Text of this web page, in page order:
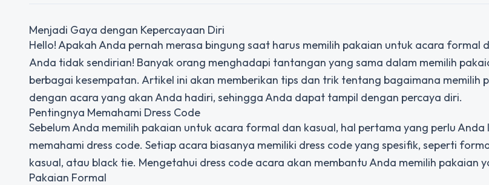
Menjadi Gaya dengan Kepercayaan Diri
Hello! Apakah Anda pernah merasa bingung saat harus memilih pakaian untuk acara formal
Anda tidak sendirian! Banyak orang menghadapi tantangan yang sama dalam memilih
berbagai kesempatan. Artikel ini akan memberikan tips dan trik tentang bagaimana memilih
dengan acara yang akan Anda hadiri, sehingga Anda dapat tampil dengan percaya diri.
Pentingnya Memahami Dress Code
Sebelum Anda memilih pakaian untuk acara formal dan kasual, hal pertama yang perlu
memahami dress code. Setiap acara biasanya memiliki dress code yang spesifik, seperti
kasual, atau black tie. Mengetahui dress code acara akan membantu Anda memilih pakaian
Pakaian Formal